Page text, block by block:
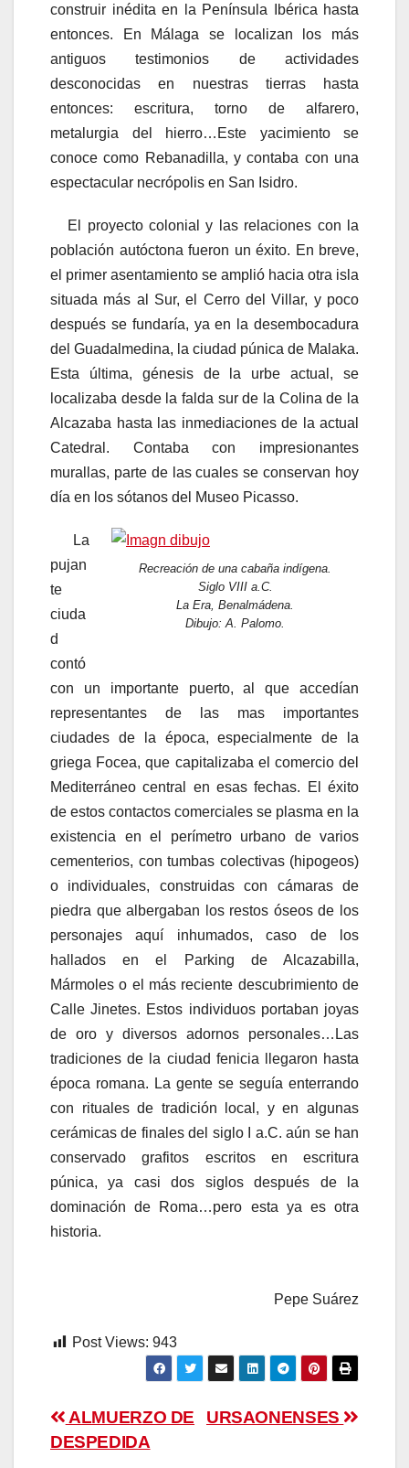
construir inédita en la Península Ibérica hasta
entonces. En Málaga se localizan los más
antiguos testimonios de actividades
desconocidas en nuestras tierras hasta
entonces: escritura, torno de alfarero,
metalurgia del hierro…Este yacimiento se
conoce como Rebanadilla, y contaba con una
espectacular necrópolis en San Isidro.
El proyecto colonial y las relaciones con la
población autóctona fueron un éxito. En breve,
el primer asentamiento se amplió hacia otra isla
situada más al Sur, el Cerro del Villar, y poco
después se fundaría, ya en la desembocadura
del Guadalmedina, la ciudad púnica de Malaka.
Esta última, génesis de la urbe actual, se
localizaba desde la falda sur de la Colina de la
Alcazaba hasta las inmediaciones de la actual
Catedral. Contaba con impresionantes
murallas, parte de las cuales se conservan hoy
día en los sótanos del Museo Picasso.
Recreación de una cabaña indígena.
Siglo VIII a.C.
La Era, Benalmádena.
Dibujo: A. Palomo.
La
pujan
te
ciuda
d
contó
con un importante puerto, al que accedían
representantes de las mas importantes
ciudades de la época, especialmente de la
griega Focea, que capitalizaba el comercio del
Mediterráneo central en esas fechas. El éxito
de estos contactos comerciales se plasma en la
existencia en el perímetro urbano de varios
cementerios, con tumbas colectivas (hipogeos)
o individuales, construidas con cámaras de
piedra que albergaban los restos óseos de los
personajes aquí inhumados, caso de los
hallados en el Parking de Alcazabilla,
Mármoles o el más reciente descubrimiento de
Calle Jinetes. Estos individuos portaban joyas
de oro y diversos adornos personales…Las
tradiciones de la ciudad fenicia llegaron hasta
época romana. La gente se seguía enterrando
con rituales de tradición local, y en algunas
cerámicas de finales del siglo I a.C. aún se han
conservado grafitos escritos en escritura
púnica, ya casi dos siglos después de la
dominación de Roma…pero esta ya es otra
historia.
Pepe Suárez
Post Views: 943
NavegaciónURSAONENSES
ALMUERZO DE
DESPEDIDA